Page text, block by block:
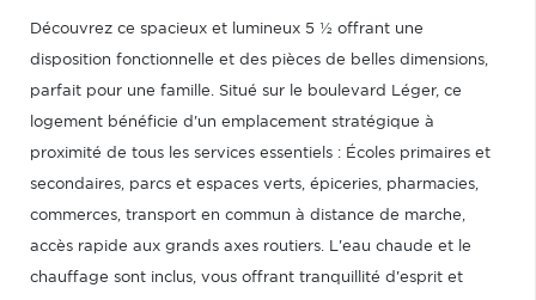
Découvrez ce spacieux et lumineux 5 ½ offrant une
disposition fonctionnelle et des pièces de belles dimensions,
parfait pour une famille. Situé sur le boulevard Léger, ce
logement bénéficie d'un emplacement stratégique à
proximité de tous les services essentiels : Écoles primaires et
secondaires, parcs et espaces verts, épiceries, pharmacies,
commerces, transport en commun à distance de marche,
accès rapide aux grands axes routiers. L'eau chaude et le
chauffage sont inclus, vous offrant tranquillité d'esprit et